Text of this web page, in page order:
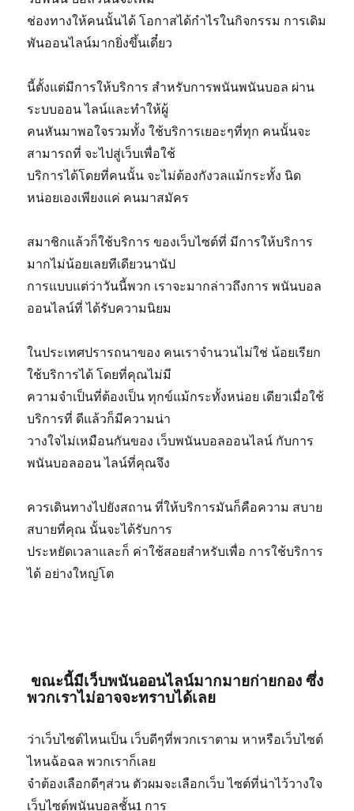
ช่องทางให้คนนั้นได้ โอกาสได้กำไรในกิจกรรม การเดิม
พันออนไลน์มากยิ่งขึ้นเดี๋ยว
นี้ตั้งแต่มีการให้บริการ สำหรับการพนันพนันบอล ผ่าน
ระบบออน ไลน์และทำให้ผู้
คนหันมาพอใจรวมทั้ง ใช้บริการเยอะๆที่ทุก คนนั้นจะ
สามารถที่ จะไปสู่เว็บเพื่อใช้
บริการได้โดยที่คนนั้น จะไม่ต้องกังวลแม้กระทั้ง นิด
หน่อยเองเพียงแค่ คนมาสมัคร
สมาชิกแล้วก็ใช้บริการ ของเว็บไซต์ที่ มีการให้บริการ
มากไม่น้อยเลยทีเดียวนานัป
การแบบแต่ว่าวันนี้พวก เราจะมากล่าวถึงการ พนันบอล
ออนไลน์ที่ ได้รับความนิยม
ในประเทศปรารถนาของ คนเราจำนวนไม่ใช่ น้อยเรียก
ใช้บริการได้ โดยที่คุณไม่มี
ความจำเป็นที่ต้องเป็น ทุกข์แม้กระทั้งหน่อย เดียวเมื่อใช้
บริการที่ ดีแล้วก็มีความน่า
วางใจไม่เหมือนกันของ เว็บพนันบอลออนไลน์ กับการ
พนันบอลออน ไลน์ที่คุณจึง
ควรเดินทางไปยังสถาน ที่ให้บริการมันก็คือความ สบาย
สบายที่คุณ นั้นจะได้รับการ
ประหยัดเวลาและก็ ค่าใช้สอยสำหรับเพื่อ การใช้บริการ
ได้ อย่างใหญ่โต
ขณะนี้มีเว็บพนันออนไลน์มากมายก่ายกอง ซึ่ง
พวกเราไม่อาจจะทราบได้เลย
ว่าเว็บไซต์ไหนเป็น เว็บดีๆที่พวกเราตาม หาหรือเว็บไซต์
ไหนฉ้อฉล พวกเราก็เลย
จำต้องเลือกดีๆส่วน ตัวผมจะเลือกเว็บ ไซต์ที่น่าไว้วางใจ
เว็บไซต์พนันบอลชั้น1 การ